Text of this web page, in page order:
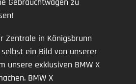
Zentrale in Königsbrunn
ein Bild von unserer
unsere exklusiven BMW X
BMW X